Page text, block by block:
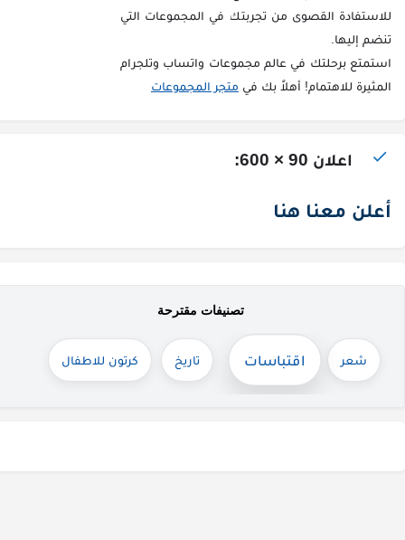
للاستفادة القصوى من تجربتك في المجموعات التي
تنضم إليها.
استمتع برحلتك في عالم مجموعات واتساب وتلجرام
المثيرة للاهتمام! أهلاً بك في متجر المجموعات
اعلان 90 × 600:
أعلن معنا هنا
تصنيفات مقترحة
شعر اقتباسات تاريخ كرتون للاطفال